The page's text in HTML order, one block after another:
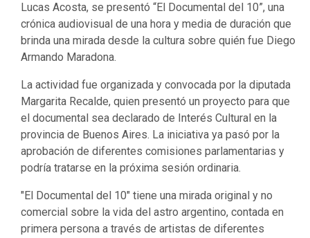
Lucas Acosta, se presentó “El Documental del 10”, una
crónica audiovisual de una hora y media de duración que
brinda una mirada desde la cultura sobre quién fue Diego
Armando Maradona.
La actividad fue organizada y convocada por la diputada
Margarita Recalde, quien presentó un proyecto para que
el documental sea declarado de Interés Cultural en la
provincia de Buenos Aires. La iniciativa ya pasó por la
aprobación de diferentes comisiones parlamentarias y
podría tratarse en la próxima sesión ordinaria.
"El Documental del 10" tiene una mirada original y no
comercial sobre la vida del astro argentino, contada en
primera persona a través de artistas de diferentes